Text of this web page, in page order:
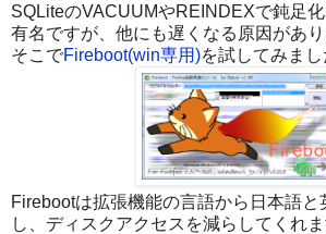
SQLiteのVACUUMやREINDEXで鈍足
有名ですが、他にも遅くなる原因があり
そこでFireboot(win専用)を試してみまし
Firebootは拡張機能の言語から日本語と
し、ディスクアクセスを減らしてくれま